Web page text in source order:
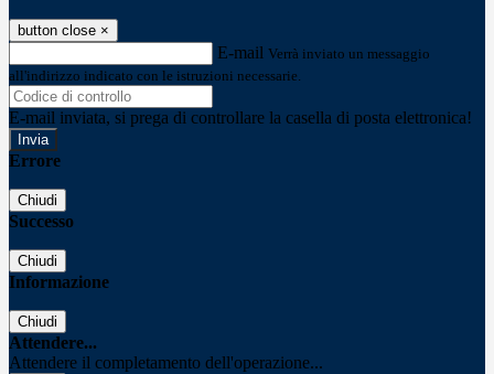
button close ×
E-mail Verrà inviato un messaggio
all'indirizzo indicato con le istruzioni necessarie.
E-mail inviata, si prega di controllare la casella di posta elettronica!
Errore
Chiudi
Successo
Chiudi
Informazione
Chiudi
Attendere...
Attendere il completamento dell'operazione...